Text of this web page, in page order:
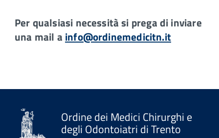
Per qualsiasi necessità si prega di inviare
una mail a info@ordinemedicitn.it
Ordine dei Medici Chirurghi e
degli Odontoiatri di Trento